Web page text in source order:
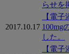
らせを
2017.10.17
【電
100mg
した。
【電